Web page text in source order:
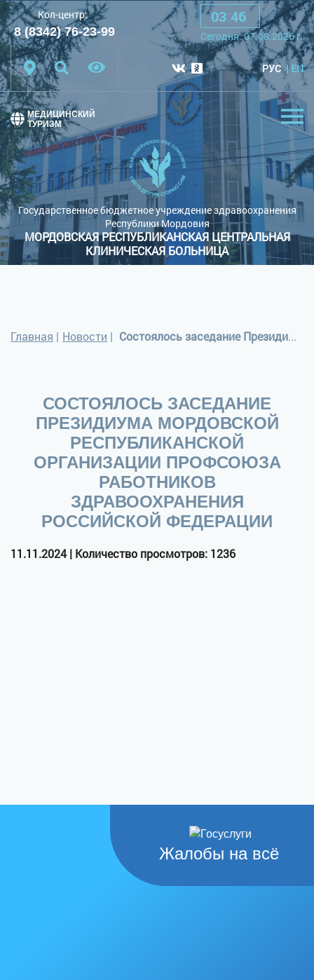
Шрифт: A A A
Цветовая схема: Черная схема
Обычный сайт
Кол-центр:
8 (8342) 76-23-99
03 46
Cегодня:07.08.2026г.
РУС EN
Государственное бюджетное учреждение здравоохранения
Республики Мордовия
МОРДОВСКАЯ РЕСПУБЛИКАНСКАЯ ЦЕНТРАЛЬНАЯ
КЛИНИЧЕСКАЯ БОЛЬНИЦА
МЕДИЦИНСКИЙ
ТУРИЗМ
Главная | Новости | Состоялось заседание Президиума Мордовской республиканской организации Профсоюза работников здравоохранения Российской Федерации
СОСТОЯЛОСЬ ЗАСЕДАНИЕ
ПРЕЗИДИУМА МОРДОВСКОЙ
РЕСПУБЛИКАНСКОЙ
ОРГАНИЗАЦИИ ПРОФСОЮЗА
РАБОТНИКОВ
ЗДРАВООХРАНЕНИЯ
РОССИЙСКОЙ ФЕДЕРАЦИИ
11.11.2024 | Количество просмотров: 1236
Жалобы на всё